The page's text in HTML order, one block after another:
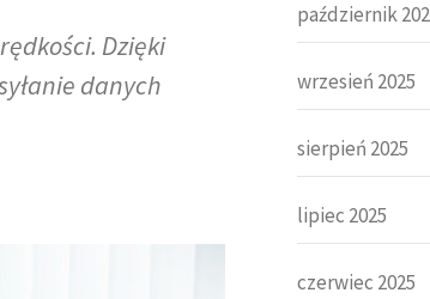
Dzięki
danych
październik
wrzesień 2025
sierpień 2025
lipiec 2025
czerwiec 2025